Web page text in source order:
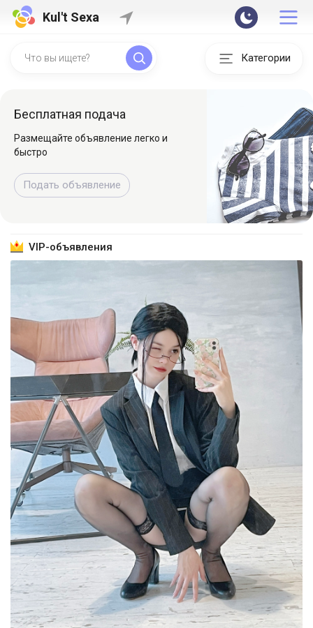
Kul't Sexa
Категории
Бесплатная подача
Размещайте объявление легко и
быстро
Подать объявление
VIP-объявления